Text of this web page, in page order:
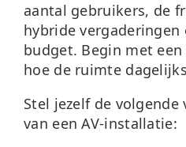
aantal gebruikers, de
hybride
budget. Begin met
hoe de ruimte
Stel jezelf de
van een AV-installatie: